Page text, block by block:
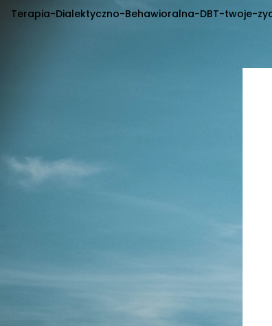
Terapia-Dialektyczno-Behawioralna-DBT-twoje-